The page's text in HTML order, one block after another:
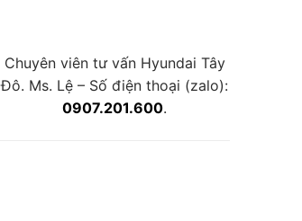
Chuyên viên tư vấn Hyundai Tây
Đô. Ms. Lệ – Số điện thoại (zalo):
0907.201.600.